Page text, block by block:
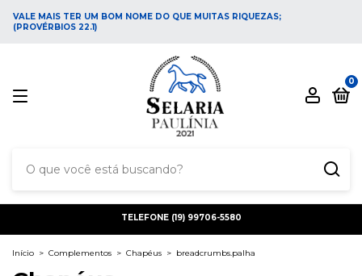
VALE MAIS TER UM BOM NOME DO QUE MUITAS RIQUEZAS;
(PROVÉRBIOS 22.1)
0
TELEFONE (19) 99706-5580
Início > Complementos > Chapéus > breadcrumbs.palha